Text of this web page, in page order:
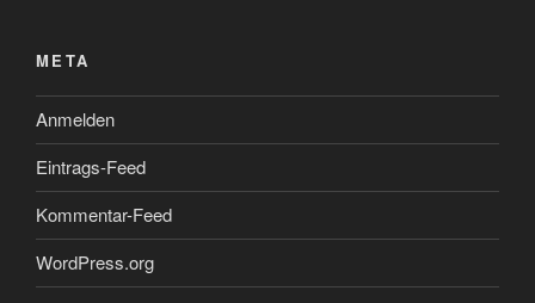
META
Anmelden
Eintrags-Feed
Kommentar-Feed
WordPress.org